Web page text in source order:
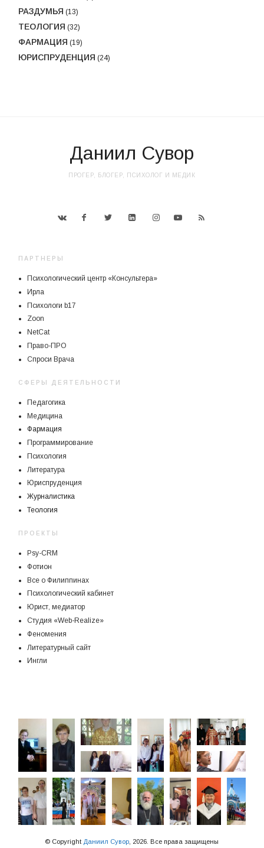
РАЗДУМЬЯ (13)
ТЕОЛОГИЯ (32)
ФАРМАЦИЯ (19)
ЮРИСПРУДЕНЦИЯ (24)
Даниил Сувор
ПРОГЕР, БЛОГЕР, ПСИХОЛОГ И МЕДИК
ПАРТНЕРЫ
Психологический центр «Консультера»
Ирла
Психологи b17
Zoon
NetCat
Право-ПРО
Спроси Врача
СФЕРЫ ДЕЯТЕЛЬНОСТИ
Педагогика
Медицина
Фармация
Программирование
Психология
Литература
Юриспруденция
Журналистика
Теология
ПРОЕКТЫ
Psy-CRM
Фотион
Все о Филиппинах
Психологический кабинет
Юрист, медиатор
Студия «Web-Realize»
Феномения
Литературный сайт
Ингли
© Copyright Даниил Сувор , 2026. Все права защищены